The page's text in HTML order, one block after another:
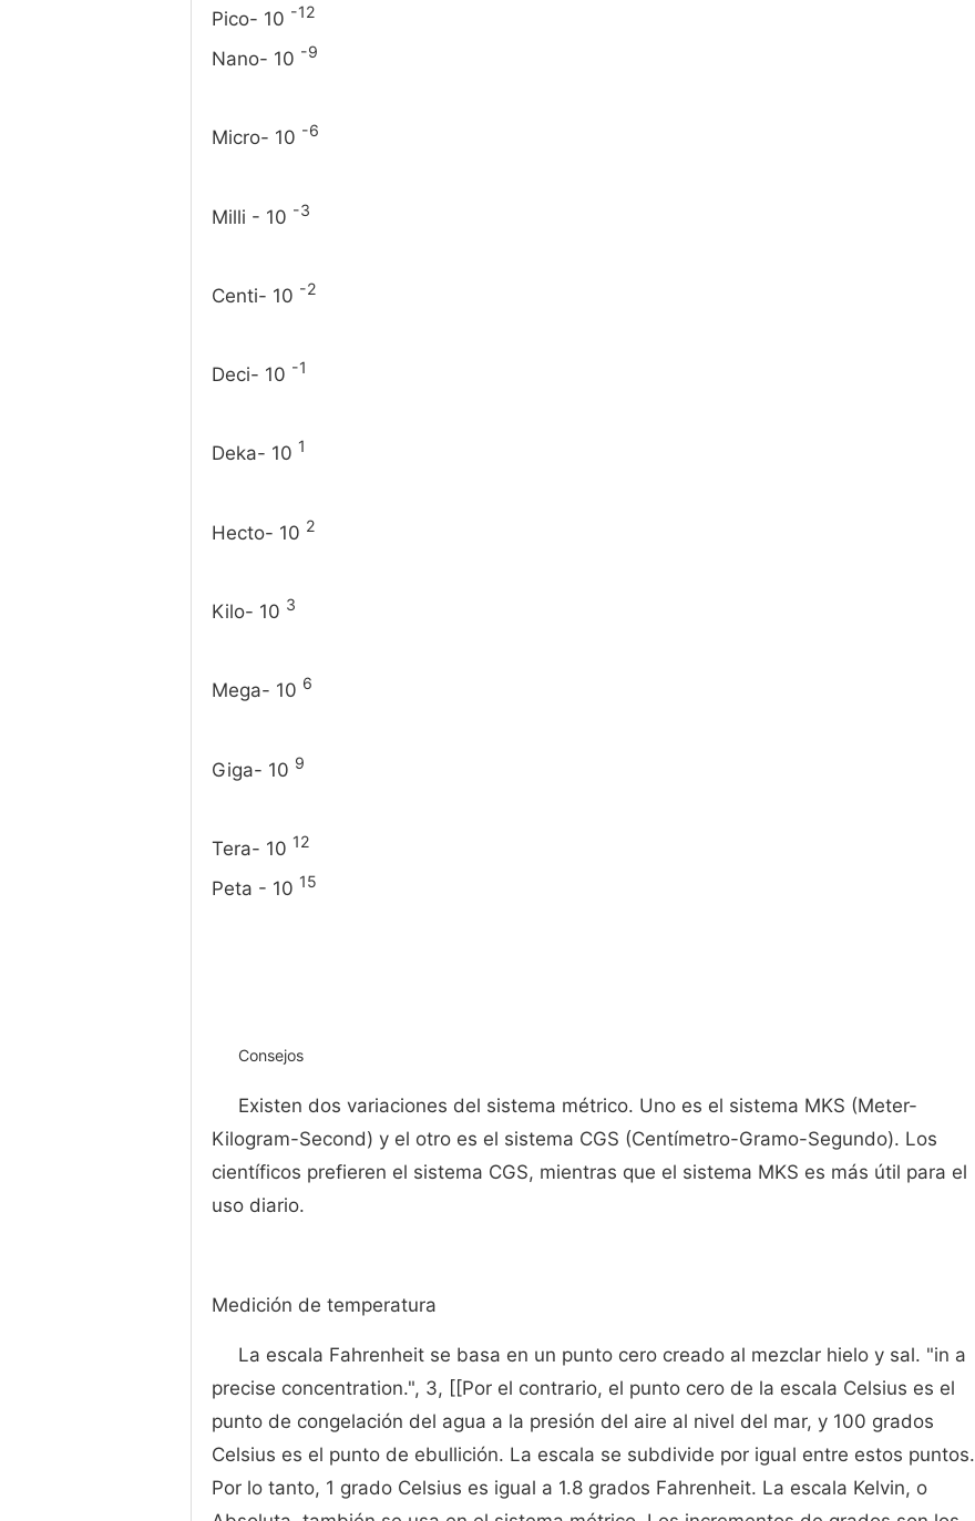
Pico- 10 -12
Nano- 10 -9
Micro- 10 -6
Milli - 10 -3
Centi- 10 -2
Deci- 10 -1
Deka- 10 1
Hecto- 10 2
Kilo- 10 3
Mega- 10 6
Giga- 10 9
Tera- 10 12
Peta - 10 15
Consejos
Existen dos variaciones del sistema métrico. Uno es el sistema MKS (Meter-
Kilogram-Second) y el otro es el sistema CGS (Centímetro-Gramo-Segundo). Los
científicos prefieren el sistema CGS, mientras que el sistema MKS es más útil para el
uso diario.
Medición de temperatura
La escala Fahrenheit se basa en un punto cero creado al mezclar hielo y sal. "in a
precise concentration.", 3, [[Por el contrario, el punto cero de la escala Celsius es el
punto de congelación del agua a la presión del aire al nivel del mar, y 100 grados
Celsius es el punto de ebullición. La escala se subdivide por igual entre estos puntos.
Por lo tanto, 1 grado Celsius es igual a 1.8 grados Fahrenheit. La escala Kelvin, o